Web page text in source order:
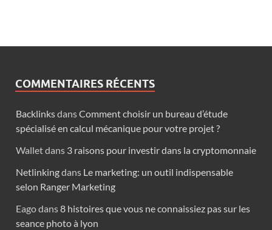
COMMENTAIRES RÉCENTS
BacklinksdansComment choisir un bureau d’étude
spécialisé en calcul mécanique pour votre projet ?
Walletdans 3 raisons pour investir dans la cryptomonnaie
Netlinkingdans Le marketing: un outil indispensable
selon Ranger Marketing
Eagodans8 histoires que vous ne connaissiez pas sur les
seance photo à lyon